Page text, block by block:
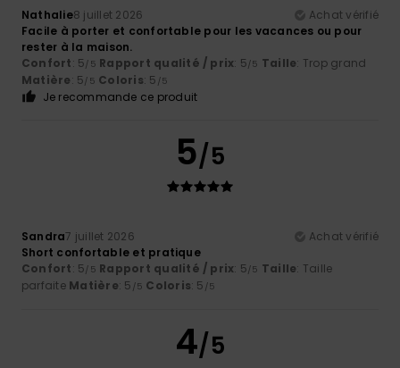
Nathalie8 juillet 2026
Achat vérifié
Facile à porter et confortable pour les vacances ou pour
rester à la maison.
Confort: 5/5 Rapport qualité / prix: 5/5 Taille: Trop grand
Matière: 5/5 Coloris: 5 /5
Je recommande ce produit
5/5
Sandra7 juillet 2026
Achat vérifié
Short confortable et pratique
Confort: 5/5 Rapport qualité / prix: 5/5 Taille: Taille
parfaite Matière: 5 /5 Coloris: 5 /5
4/5